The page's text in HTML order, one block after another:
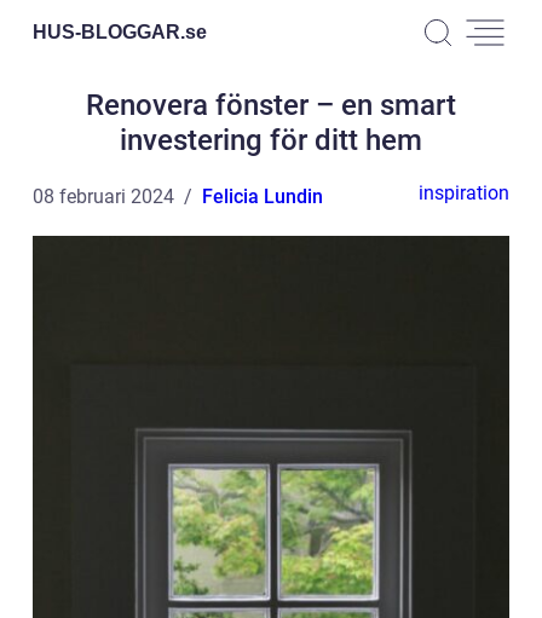
HUS-BLOGGAR.se
Renovera fönster – en smart
investering för ditt hem
08 februari 2024 Felicia Lundin inspiration